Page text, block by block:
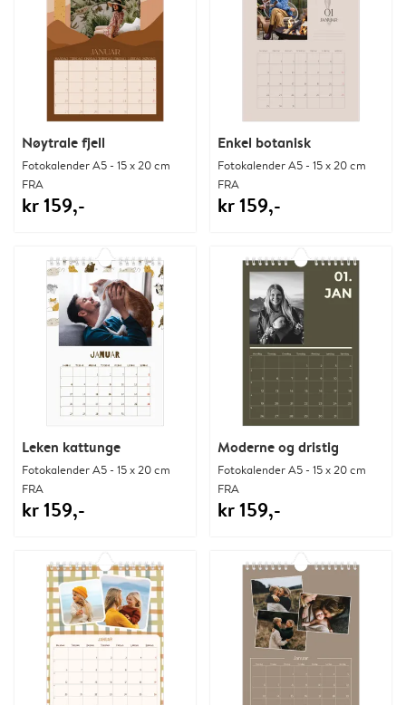
Nøytrale fjell
Fotokalender A5 - 15 x 20 cm
FRA
kr 159,-
Enkel botanisk
Fotokalender A5 - 15 x 20 cm
FRA
kr 159,-
Leken kattunge
Fotokalender A5 - 15 x 20 cm
FRA
kr 159,-
Moderne og dristig
Fotokalender A5 - 15 x 20 cm
FRA
kr 159,-